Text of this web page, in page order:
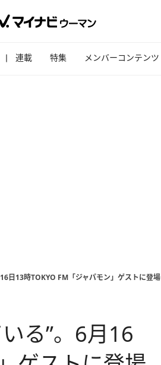
連載 特集 メンバーコンテンツ
日13時TOKYO FM「ジャパモン」ゲストに登場
る”。6月16